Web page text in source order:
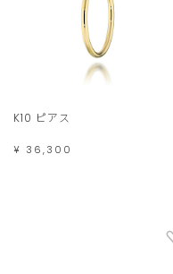
K10 ピアス
¥ 36,300